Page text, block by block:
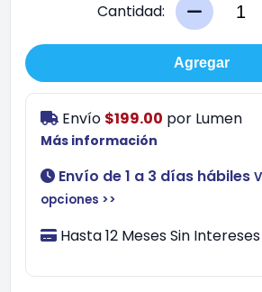
Cantidad:
Agregar
Envío $199.00 por Lumen
Más información
Envío de 1 a 3 días hábiles
opciones >>
Hasta 12 Meses Sin Intereses